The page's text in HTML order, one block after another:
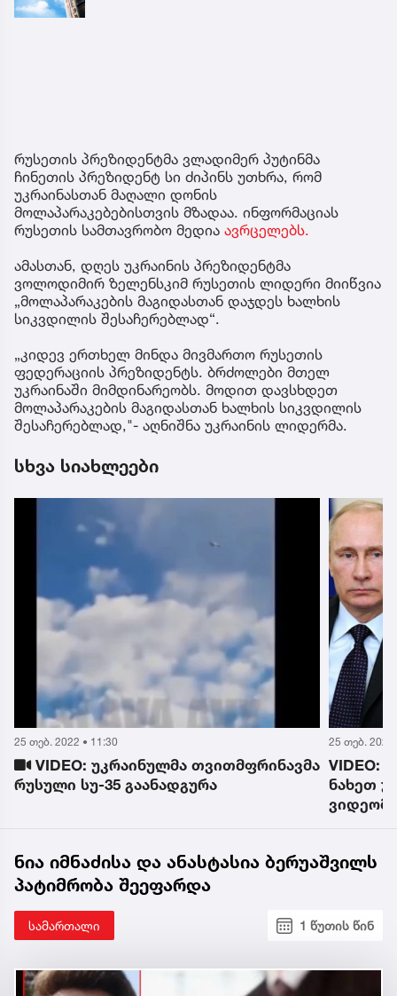
რუსეთის პრეზიდენტმა ვლადიმერ პუტინმა
ჩინეთის პრეზიდენტ სი ძიპინს უთხრა, რომ
უკრაინასთან მაღალი დონის
მოლაპარაკებებისთვის მზადაა. ინფორმაციას
რუსეთის სამთავრობო მედია ავრცელებს.
ამასთან, დღეს უკრაინის პრეზიდენტმა
ვოლოდიმირ ზელენსკიმ რუსეთის ლიდერი მიიწვია
„მოლაპარაკების მაგიდასთან დაჯდეს ხალხის
სიკვდილის შესაჩერებლად“.
„კიდევ ერთხელ მინდა მივმართო რუსეთის
ფედერაციის პრეზიდენტს. ბრძოლები მთელ
უკრაინაში მიმდინარეობს. მოდით დავსხდეთ
მოლაპარაკების მაგიდასთან ხალხის სიკვდილის
შესაჩერებლად,"- აღნიშნა უკრაინის ლიდერმა.
სხვა სიახლეები
25 თებ. 2022 • 11:30
VIDEO: უკრაინულმა თვითმფრინავმა
რუსული სუ-35 გაანადგურა
25 თებ. 2022
VIDEO:
ნახეთ
ნია იმნაძისა და ანასტასია ბერუაშვილს
პატიმრობა შეეფარდა
სამართალი 1 წუთის წინ